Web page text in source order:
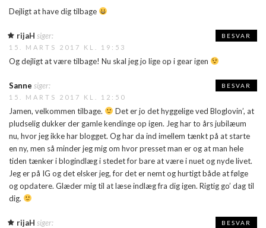
Dejligt at have dig tilbage
rijaH siger:
15. MARTS 2017 KL. 19:53
Og dejligt at være tilbage! Nu skal jeg jo lige op i gear igen
BESVAR
Sanne siger:
15. MARTS 2017 KL. 12:50
Jamen, velkommen tilbage.
Det er jo det hyggelige ved Bloglovin’, at
pludselig dukker der gamle kendinge op igen. Jeg har to års jubilæum
nu, hvor jeg ikke har blogget. Og har da ind imellem tænkt på at starte
en ny, men så minder jeg mig om hvor presset man er og at man hele
tiden tænker i blogindlæg i stedet for bare at være i nuet og nyde livet.
Jeg er på IG og det elsker jeg, for det er nemt og hurtigt både at følge
og opdatere. Glæder mig til at læse indlæg fra dig igen. Rigtig go’ dag til
dig.
BESVAR
rijaH siger: BESVAR